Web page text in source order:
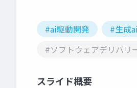
#ai駆動開発 #生成ai
#ソフトウェアデリバリ
スライド概要